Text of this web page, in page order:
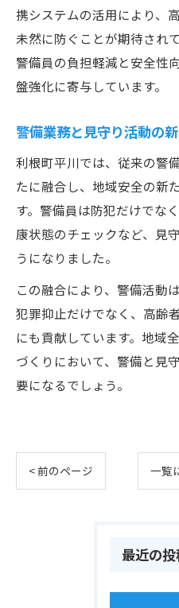
携システムの活用により、
未然に防ぐことが期待され
警備員の負担軽減と安全性
盤強化に寄与しています。
警備業務と見守り活動の
利根町平川では、従来の警
たに融合し、地域安全の新
す。警備員は防犯だけでな
康状態のチェックなど、見
うになりました。
この融合により、警備活動
犯罪抑止だけでなく、高齢
にも貢献しています。地域
づくりにおいて、警備と見
要になるでしょう。
< 前のページ 一覧
最近の